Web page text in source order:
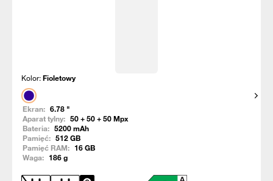
Kolor:Fioletowy
Ekran: 6.78 "
Aparat tylny: 50 + 50 + 50Mpx
Bateria: 5200mAh
Pamięć: 512GB
Pamięć RAM: 16GB
Waga: 186g